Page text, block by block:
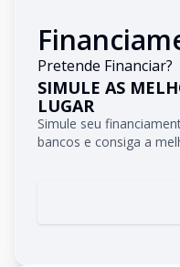
Pretende Financiar?
SIMULE AS
LUGAR
Simule seu
bancos e consiga a